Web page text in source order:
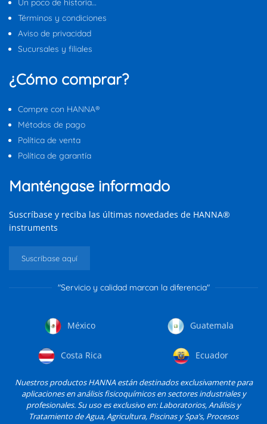
Un poco de historia…
Términos y condiciones
Aviso de privacidad
Sucursales y filiales
¿Cómo comprar?
Compre con HANNA®
Métodos de pago
Política de venta
Política de garantía
Manténgase informado
Suscríbase y reciba las últimas novedades de HANNA®
instruments
Suscríbase aquí
"Servicio y calidad marcan la diferencia"
México Guatemala
Costa Rica Ecuador
Nuestros productos HANNA están destinados exclusivamente para
aplicaciones en análisis fisicoquímicos en sectores industriales y
profesionales. Su uso es exclusivo en: Laboratorios, Análisis y
Tratamiento de Agua, Agricultura, Piscinas y Spa’s, Procesos